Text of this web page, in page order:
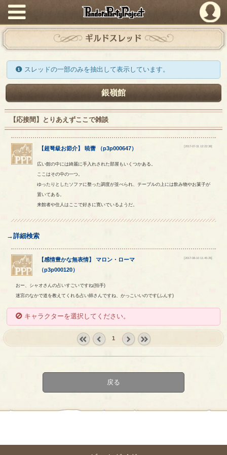
PandoraPartyProject
ギルドスレッド
スレッドの一部のみを抽出して表示しています。
銀嶺館
【応接間】とりあえずここで雑談
【超弩級お節介】暁蕾 （p3p000647） [2017-07-31 12:22:38]
広い館の中には綺麗に手入れされた部屋もいくつかある。
ここはその中の一つ。
ゆったりとしたソファに整った調度が並べられ、テーブルの上には飲み物やお菓子が
置いてある。
来館者や住人はここで好きに寛いでいるようだ。
→詳細検索
【感情豊かな無表情】マロン ・ ローマ
（p3p000120）
[2017-08-10 11:45:26]
おー、シャオさんの占いすごいですね(拍手)
迷宮のなかで道を教えてくれる占い師さんですね、かっこいいのです(ふんす)
キャラクターを選択してください。
1
戻る